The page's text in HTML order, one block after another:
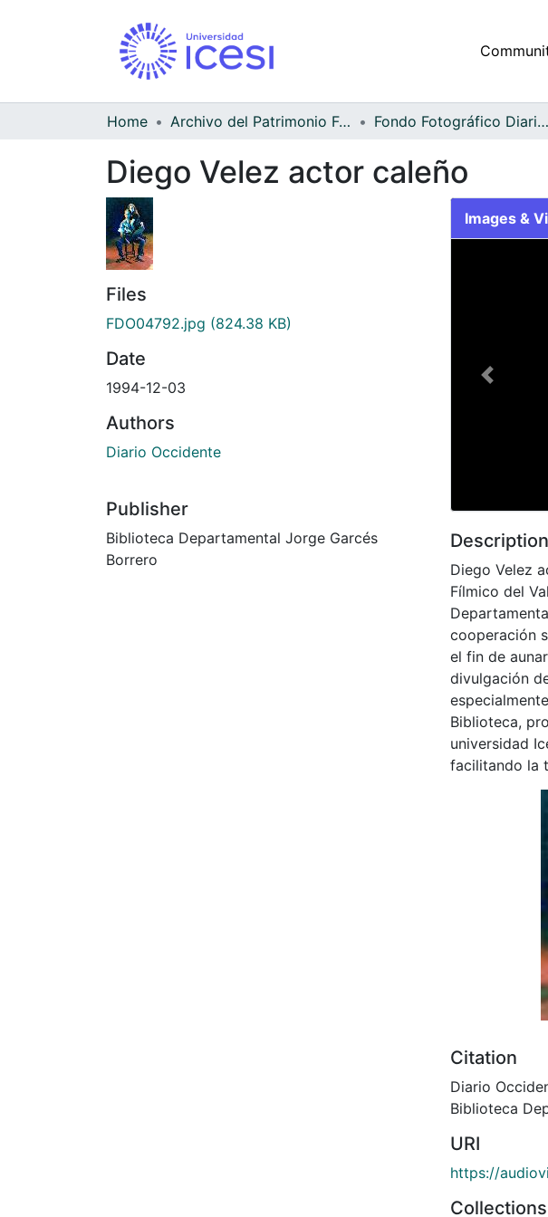
Home Archivo del Patrimonio Fotográfico y Fílmico del Valle del Cauca Fondo Fotográfico Diario Occidente
Diego Velez actor caleño
Files
FDO04792.jpg (824.38 KB)
Date
1994-12-03
Authors
Diario Occidente
Publisher
Biblioteca Departamental Jorge Garcés
Borrero
Images &
Previous
Description
Diego Velez
Fílmico del
cooperación
el fin de
divulgación
Biblioteca,
universidad
facilitando la
Citation
Diario
Biblioteca
URI
https://
Collections